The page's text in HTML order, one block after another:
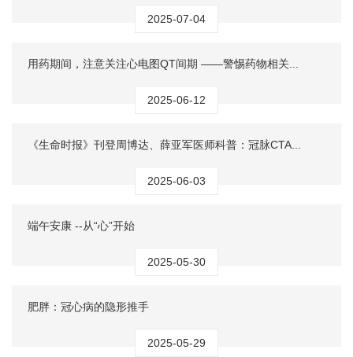
2025-07-04
用药期间，注意关注心电图QT间期 ——警惕药物相关...
2025-06-12
《生命时报》刊登周博达、薛亚军医师科普：冠脉CTA...
2025-06-03
端午安康 --从“心”开始
2025-05-30
肥胖：冠心病的隐形推手
2025-05-29